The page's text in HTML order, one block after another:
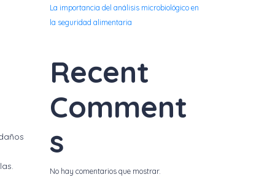
La importancia del análisis microbiológico en
la seguridad alimentaria
Recent
Comment
s
No hay comentarios que mostrar.